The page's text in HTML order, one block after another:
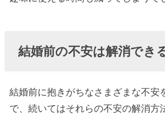
結婚前の不安は解消でき
結婚前に抱きがちなさまざまな不安
で、続いてはそれらの不安の解消方